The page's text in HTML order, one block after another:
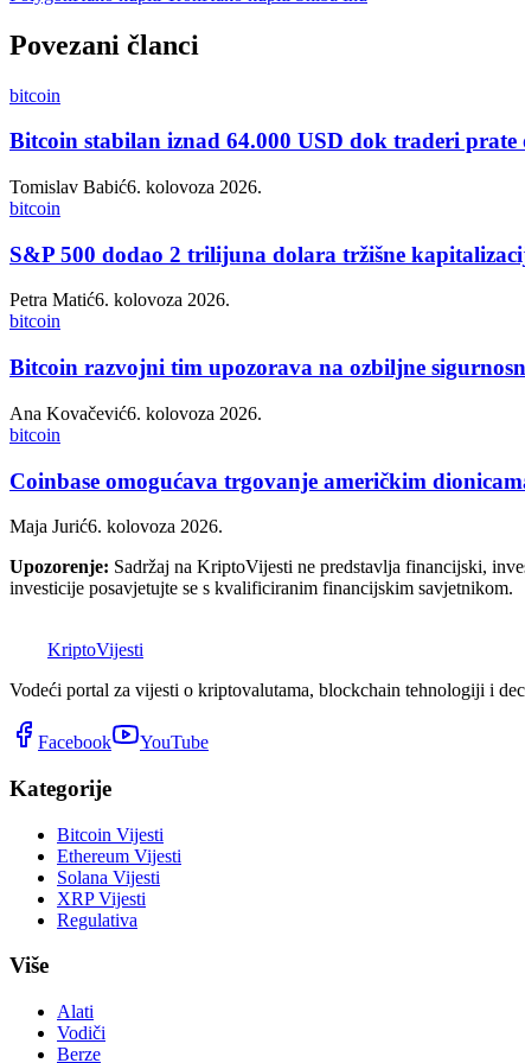
Povezani članci
bitcoin
Bitcoin stabilan iznad 64.000 USD dok traderi
Tomislav Babić6. kolovoza 2026.
bitcoin
S&P 500 dodao 2 trilijuna dolara tržišne
Petra Matić6. kolovoza 2026.
bitcoin
Bitcoin razvojni tim upozorava na ozbiljne
Ana Kovačević6. kolovoza 2026.
bitcoin
Coinbase omogućava trgovanje američkim
Maja Jurić6. kolovoza 2026.
Upozorenje: Sadržaj na KriptoVijesti ne predstavlja financijski,
investicije posavjetujte se s kvalificiranim financijskim savjetnikom.
KriptoVijesti
Vodeći portal za vijesti o kriptovalutama, blockchain tehnologiji i
Facebook YouTube
Kategorije
Bitcoin Vijesti
Ethereum Vijesti
Solana Vijesti
XRP Vijesti
Regulativa
Više
Alati
Vodiči
Berze